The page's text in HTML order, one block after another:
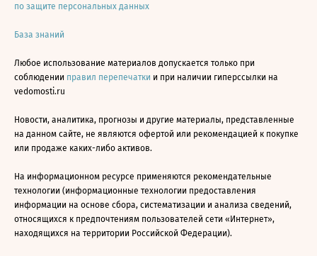
по защите персональных данных
База знаний
Любое использование материалов допускается только при
соблюдении правил перепечатки и при наличии гиперссылки на
vedomosti.ru
Новости, аналитика, прогнозы и другие материалы, представленные
на данном сайте, не являются офертой или рекомендацией к покупке
или продаже каких-либо активов.
На информационном ресурсе применяются рекомендательные
технологии (информационные технологии предоставления
информации на основе сбора, систематизации и анализа сведений,
относящихся к предпочтениям пользователей сети «Интернет»,
находящихся на территории Российской Федерации).